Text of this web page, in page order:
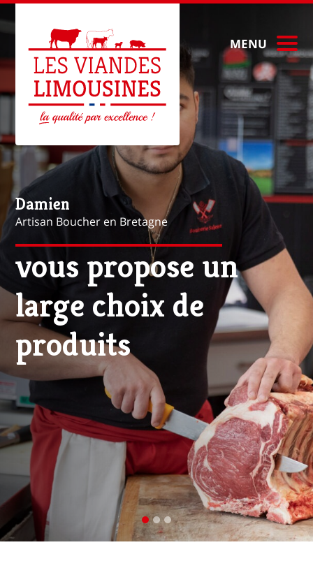
MENU
Mathieu
Artisan Boucher à Paris
vous propose une
viande d'excellence